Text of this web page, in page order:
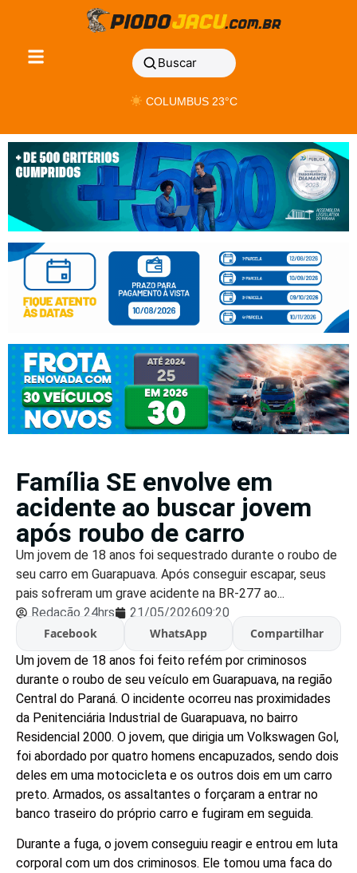
Buscar
COLUMBUS 23°C
Família SE envolve em
acidente ao buscar jovem
após roubo de carro
Um jovem de 18 anos foi sequestrado durante o roubo de
seu carro em Guarapuava. Após conseguir escapar, seus
pais sofreram um grave acidente na BR-277 ao...
Redação 24hrs
21/05/202609:20
Facebook
WhatsApp
Compartilhar
Um jovem de 18 anos foi feito refém por criminosos
durante o roubo de seu veículo em Guarapuava, na região
Central do Paraná. O incidente ocorreu nas proximidades
da Penitenciária Industrial de Guarapuava, no bairro
Residencial 2000. O jovem, que dirigia um Volkswagen Gol,
foi abordado por quatro homens encapuzados, sendo dois
deles em uma motocicleta e os outros dois em um carro
preto. Armados, os assaltantes o forçaram a entrar no
banco traseiro do próprio carro e fugiram em seguida.
Durante a fuga, o jovem conseguiu reagir e entrou em luta
corporal com um dos criminosos. Ele tomou uma faca do